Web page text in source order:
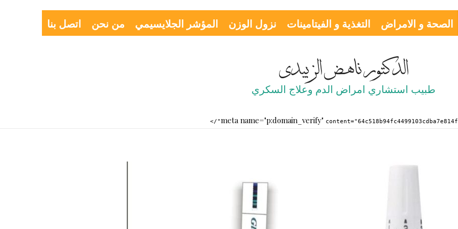
الصحة و الامراض التغذية و الفيتامينات نزول الوزن المؤشر الجلايسيمي من نحن اتصل بنا
الدكتور ناهض الزبيدي
طبيب استشاري امراض الدم وعلاج السكري